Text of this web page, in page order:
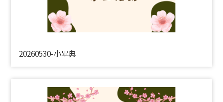
20260530-小畢典